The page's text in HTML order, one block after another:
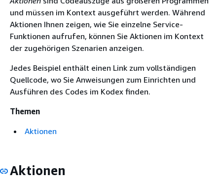
und müssen im Kontext ausgeführt werden. Während
Aktionen Ihnen zeigen, wie Sie einzelne Service-
Funktionen aufrufen, können Sie Aktionen im Kontext
der zugehörigen Szenarien anzeigen.
Jedes Beispiel enthält einen Link zum vollständigen
Quellcode, wo Sie Anweisungen zum Einrichten und
Ausführen des Codes im Kodex finden.
Themen
Aktionen
Aktionen